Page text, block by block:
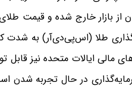
از بازار خارج شده و قیمت
طلا (اس‌پی‌دی‌آر) به
مالی ایالات متحده نیز
در حال تجربه شدن